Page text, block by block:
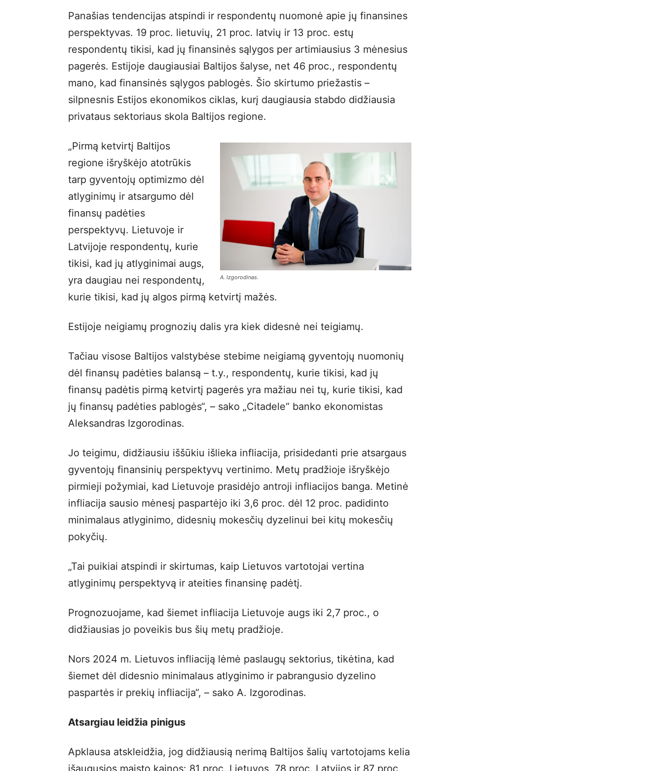
Panašias tendencijas atspindi ir respondentų nuomonė apie jų finansines
perspektyvas. 19 proc. lietuvių, 21 proc. latvių ir 13 proc. estų
respondentų tikisi, kad jų finansinės sąlygos per artimiausius 3 mėnesius
pagerės. Estijoje daugiausiai Baltijos šalyse, net 46 proc., respondentų
mano, kad finansinės sąlygos pablogės. Šio skirtumo priežastis –
silpnesnis Estijos ekonomikos ciklas, kurį daugiausia stabdo didžiausia
privataus sektoriaus skola Baltijos regione.
A. Izgorodinas.
„Pirmą ketvirtį Baltijos
regione išryškėjo atotrūkis
tarp gyventojų optimizmo dėl
atlyginimų ir atsargumo dėl
finansų padėties
perspektyvų. Lietuvoje ir
Latvijoje respondentų, kurie
tikisi, kad jų atlyginimai augs,
yra daugiau nei respondentų,
kurie tikisi, kad jų algos pirmą ketvirtį mažės.
Estijoje neigiamų prognozių dalis yra kiek didesnė nei teigiamų.
Tačiau visose Baltijos valstybėse stebime neigiamą gyventojų nuomonių
dėl finansų padėties balansą – t.y., respondentų, kurie tikisi, kad jų
finansų padėtis pirmą ketvirtį pagerės yra mažiau nei tų, kurie tikisi, kad
jų finansų padėties pablogės“, – sako „Citadele“ banko ekonomistas
Aleksandras Izgorodinas.
Jo teigimu, didžiausiu iššūkiu išlieka infliacija, prisidedanti prie atsargaus
gyventojų finansinių perspektyvų vertinimo. Metų pradžioje išryškėjo
pirmieji požymiai, kad Lietuvoje prasidėjo antroji infliacijos banga. Metinė
infliacija sausio mėnesį paspartėjo iki 3,6 proc. dėl 12 proc. padidinto
minimalaus atlyginimo, didesnių mokesčių dyzelinui bei kitų mokesčių
pokyčių.
„Tai puikiai atspindi ir skirtumas, kaip Lietuvos vartotojai vertina
atlyginimų perspektyvą ir ateities finansinę padėtį.
Prognozuojame, kad šiemet infliacija Lietuvoje augs iki 2,7 proc., o
didžiausias jo poveikis bus šių metų pradžioje.
Nors 2024 m. Lietuvos infliaciją lėmė paslaugų sektorius, tikėtina, kad
šiemet dėl didesnio minimalaus atlyginimo ir pabrangusio dyzelino
paspartės ir prekių infliacija“, – sako A. Izgorodinas.
Atsargiau leidžia pinigus
Apklausa atskleidžia, jog didžiausią nerimą Baltijos šalių vartotojams kelia
išaugusios maisto kainos: 81 proc. Lietuvos, 78 proc. Latvijos ir 87 proc.